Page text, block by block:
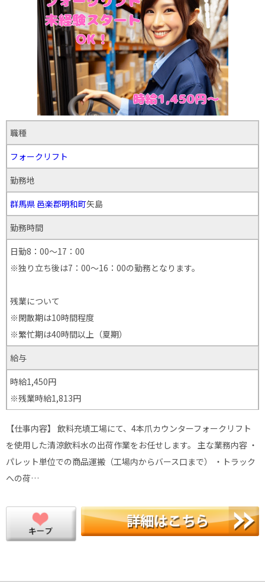
職種
フォークリフト
勤務地
群馬県 邑楽郡明和町矢島
勤務時間
日勤8：00～17：00
※独り立ち後は7：00～16：00の勤務となります。
残業について
※閑散期は10時間程度
※繁忙期は40時間以上（夏期）
給与
時給1,450円
※残業時給1,813円
【仕事内容】 飲料充填工場にて、4本爪カウンターフォークリフト
を使用した清涼飲料水の出荷作業をお任せします。 主な業務内容 ・
パレット単位での商品運搬（工場内からバース口まで） ・トラック
への荷…